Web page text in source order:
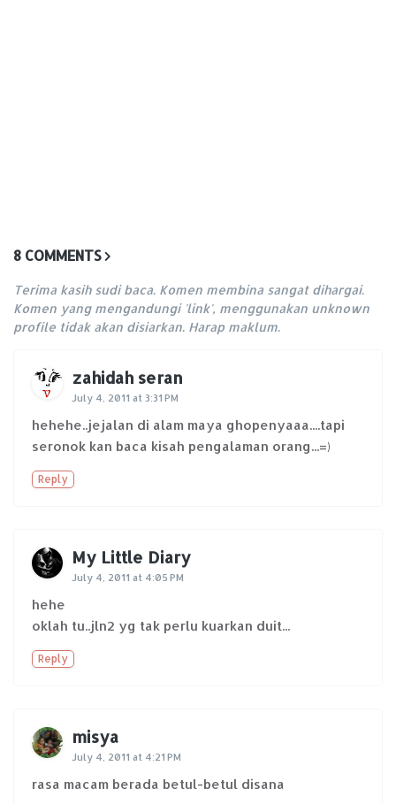
8 COMMENTS
Terima kasih sudi baca. Komen membina sangat dihargai.
Komen yang mengandungi 'link', menggunakan unknown
profile tidak akan disiarkan. Harap maklum.
zahidah seran
July 4, 2011 at 3:31 PM
hehehe..jejalan di alam maya ghopenyaaa....tapi
seronok kan baca kisah pengalaman orang...=)
Reply
My Little Diary
July 4, 2011 at 4:05 PM
hehe
oklah tu..jln2 yg tak perlu kuarkan duit...
Reply
misya
July 4, 2011 at 4:21 PM
rasa macam berada betul-betul disana